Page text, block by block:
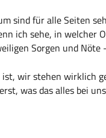
sind für alle Seiten
ich sehe, in welcher
Sorgen und
wir stehen wirklich
was das alles bei